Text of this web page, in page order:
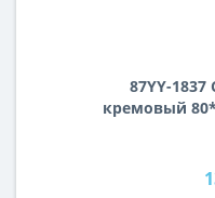
87YY-1837
кремовый